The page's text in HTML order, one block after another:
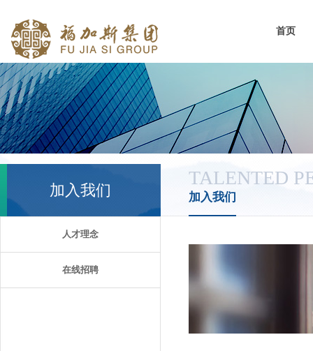
首页
加入我们
人才理念
在线招聘
TALENTED
加入我们